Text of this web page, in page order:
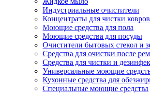
Индустриальные очистители
Концентраты для чистки
Моющие средства для пола
Моющие средства для посуды
Очистители бытовых стекол и
Средства для очистки после
Средства для чистки и
Универсальные моющие
Кухонные средства для
Специальные моющие средства